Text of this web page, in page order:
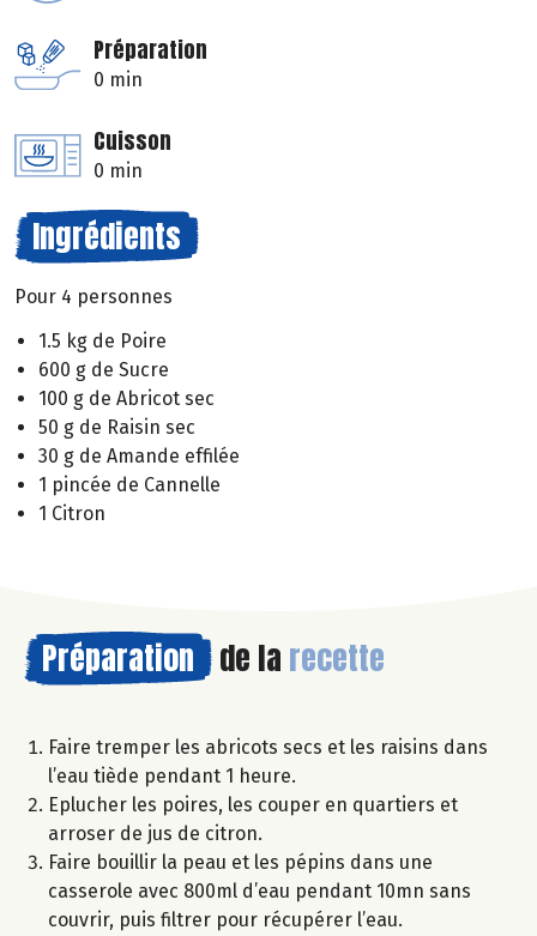
Préparation
0 min
Cuisson
0 min
Ingrédients
Pour 4 personnes
1.5 kg de Poire
600 g de Sucre
100 g de Abricot sec
50 g de Raisin sec
30 g de Amande effilée
1 pincée de Cannelle
1 Citron
Préparation de la recette
Faire tremper les abricots secs et les raisins dans
l’eau tiède pendant 1 heure.
Eplucher les poires, les couper en quartiers et
arroser de jus de citron.
Faire bouillir la peau et les pépins dans une
casserole avec 800ml d’eau pendant 10mn sans
couvrir, puis filtrer pour récupérer l’eau.